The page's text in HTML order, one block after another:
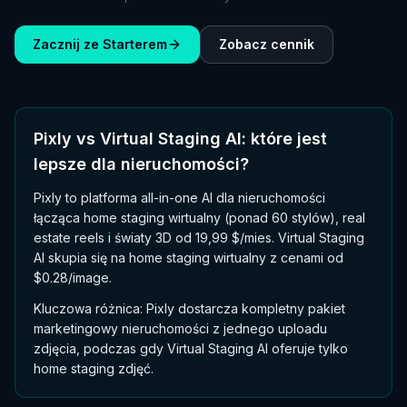
Zacznij ze Starterem Zobacz cennik
Pixly vs Virtual Staging AI: które jest
lepsze dla nieruchomości?
Pixly to platforma all-in-one AI dla nieruchomości
łącząca home staging wirtualny (ponad 60 stylów), real
estate reels i światy 3D od 19,99 $/mies. Virtual Staging
AI skupia się na home staging wirtualny z cenami od
$0.28/image.
Kluczowa różnica: Pixly dostarcza kompletny pakiet
marketingowy nieruchomości z jednego uploadu
zdjęcia, podczas gdy Virtual Staging AI oferuje tylko
home staging zdjęć.